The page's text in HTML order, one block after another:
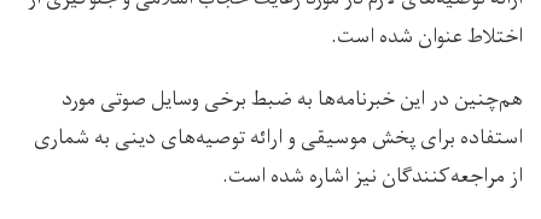
اختلاط عنوان شده است.
هم‌چنین در این خبرنامه‌ها به ضبط برخی وسایل صوتی مورد
استفاده برای پخش موسیقی و ارائه توصیه‌های دینی به شماری
از مراجعه‌کنندگان نیز اشاره شده است.